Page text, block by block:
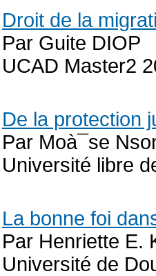
Droit de la
Par Guite DIOP
UCAD Master2
De la protection
Par Moà¯se
Université libre
La bonne foi
Par Henriette E.
Université de